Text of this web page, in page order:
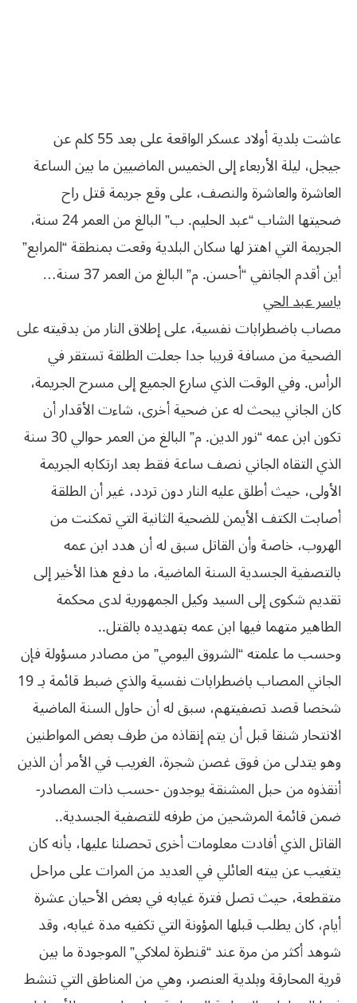
عاشت بلدية أولاد عسكر الواقعة على بعد 55 كلم عن
جيجل، ليلة الأربعاء إلى الخميس الماضيين ما بين الساعة
العاشرة والعاشرة والنصف، على وقع جريمة قتل راح
ضحيتها الشاب “عبد الحليم. ب” البالغ من العمر 24 سنة،
الجريمة التي اهتز لها سكان البلدية وقعت بمنطقة “المرابع”
أين أقدم الجانفي “أحسن. م” البالغ من العمر 37 سنة…
ياسر عبد الحي
مصاب باضطرابات نفسية، على إطلاق النار من بدقيته على
الضحية من مسافة قريبا جدا جعلت الطلقة تستقر في
الرأس. وفي الوقت الذي سارع الجميع إلى مسرح الجريمة،
كان الجاني يبحث له عن ضحية أخرى، شاءت الأقدار أن
تكون ابن عمه “نور الدين. م” البالغ من العمر حوالي 30 سنة
الذي التقاه الجاني نصف ساعة فقط بعد ارتكابه الجريمة
الأولى، حيث أطلق عليه النار دون تردد، غير أن الطلقة
أصابت الكتف الأيمن للضحية الثانية التي تمكنت من
الهروب، خاصة وأن القاتل سبق له أن هدد ابن عمه
‬الطاهير‮ ‬متهما‮ ‬فيها‮ ‬ابن‮ ‬عمه‮ ‬بتهديده‮ ‬بالقتل‮..‬
وحسب ما علمته “الشروق اليومي” من مصادر مسؤولة فإن
الجاني المصاب باضطرابات نفسية والذي ضبط قائمة بـ 19
شخصا قصد تصفيتهم، سبق له أن حاول السنة الماضية
الانتحار شنقا قبل أن يتم إنقاذه من طرف بعض المواطنين
وهو يتدلى من فوق غصن شجرة، الغريب في الأمر أن الذين
أنقذوه‮ ‬من‮ ‬حبل‮ ‬المشنقة‮ ‬يوجدون‮ -‬حسب‮ ‬ذات‮ ‬المصادر‮-
‬ضمن‮ ‬قائمة‮ ‬المرشحين‮ ‬من‮ ‬طرفه‮ ‬للتصفية‮ ‬الجسدية‮.. ‬
القاتل الذي أفادت معلومات أخرى تحصلنا عليها، بأنه كان
يتغيب عن بيته العائلي في العديد من المرات على مراحل
متقطعة، حيث تصل فترة غيابه في بعض الأحيان عشرة
أيام، كان يطلب قبلها المؤونة التي تكفيه مدة غيابه، وقد
شوهد أكثر من مرة عند “قنطرة لملاكي” الموجودة ما بين
قرية المحارقة وبلدية العنصر، وهي من المناطق التي تنشط